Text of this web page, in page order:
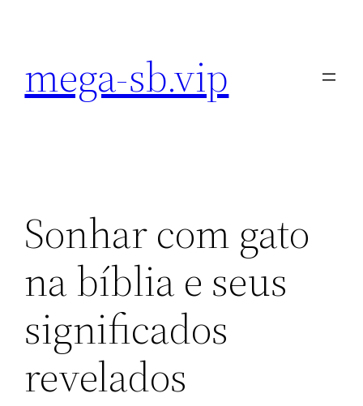
conteúdo
mega-sb.vip
Sonhar com gato
na bíblia e seus
significados
revelados